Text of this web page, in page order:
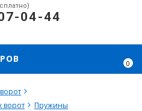
04-44
0
ворот
Пружины